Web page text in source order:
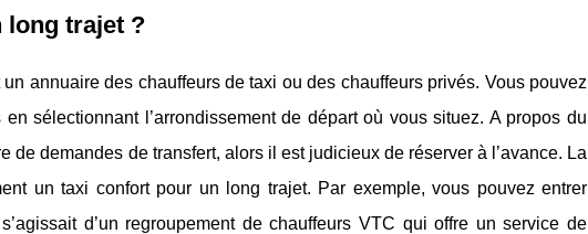
long trajet ?
annuaire des chauffeurs de taxi ou des chauffeurs privés. Vous pouvez
sélectionnant l’arrondissement de départ où vous situez. A propos du
de demandes de transfert, alors il est judicieux de réserver à l’avance. La
un taxi confort pour un long trajet. Par exemple, vous pouvez entrer
d’un regroupement de chauffeurs VTC qui offre un service de